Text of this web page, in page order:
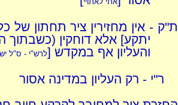
ת"ק - אין מחזירין ציר תחתון של
יתקע] אלא דוחקין (כשבתוך
והעליון אף במקדש [לרש"י - ס"ל יש
ר"י - רק העליון במדינה אסור